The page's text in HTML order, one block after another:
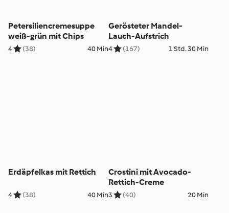
Petersiliencremesuppe
weiß-grün mit Chips
4 (38) 40 Min
Gerösteter Mandel-
Lauch-Aufstrich
4 (167) 1 Std. 30 Min
Erdäpfelkas mit Rettich
4 (38) 40 Min
Crostini mit Avocado-
Rettich-Creme
3 (40) 20 Min